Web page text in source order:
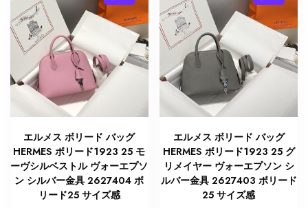
た。
す。
た。
エルメス ボリード バッグ
HERMES ボリード1923 25 モ
ーヴシルベストル ヴォーエプソ
ン シルバー金具 2627404 ボ
リード25 サイズ感
エルメス ボリード バッグ
HERMES ボリード1923 25 グ
リメイヤー ヴォーエプソン シ
ルバー金具 2627403 ボリード
25 サイズ感